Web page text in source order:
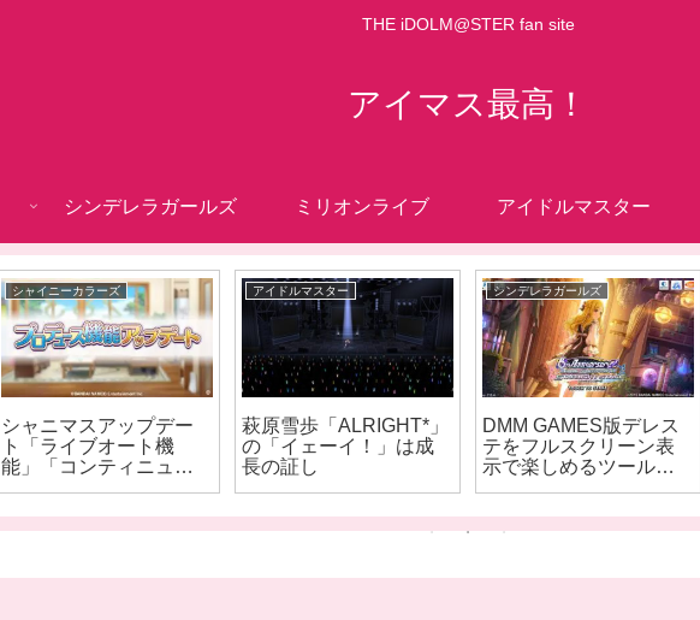
THE iDOLM@STER fan site
アイマス最高！
シンデレラガールズ ミリオンライブ アイドルマスター
シャイニーカラーズ
シャニマスアップデー
ト「ライブオート機
能」「コンティニュー
アイドルマスター
萩原雪歩「ALRIGHT*」
の「イェーイ！」は成
長の証し
シンデレラガールズ
DMM GAMES版デレス
テをフルスクリーン表
示で楽しめるツール